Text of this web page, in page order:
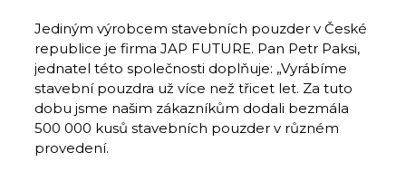
Jediným výrobcem stavebních pouzder v České
republice je firma JAP FUTURE. Pan Petr Paksi,
jednatel této společnosti doplňuje: „Vyrábíme
stavební pouzdra už více než třicet let. Za tuto
dobu jsme našim zákazníkům dodali bezmála
500 000 kusů stavebních pouzder v různém
provedení.